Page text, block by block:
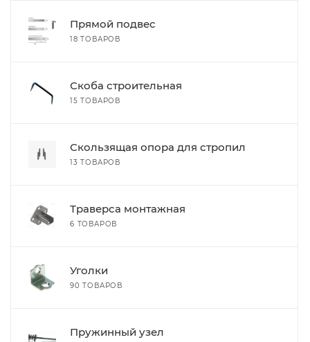
Прямой подвес
18 ТОВАРОВ
Скоба строительная
15 ТОВАРОВ
Скользящая опора для стропил
13 ТОВАРОВ
Траверса монтажная
6 ТОВАРОВ
Уголки
90 ТОВАРОВ
Пружинный узел